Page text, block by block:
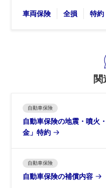
車両保険 全損 特約
関
自動車保険
自動車保険の地震・噴火
金」特約
自動車保険
自動車保険の補償内容